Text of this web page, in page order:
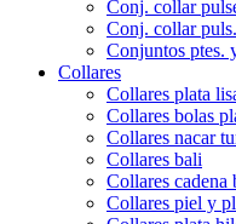
Conj. collar
Conj. collar
Conjuntos ptes.
Collares
Collares plata
Collares bolas
Collares nacar
Collares bali
Collares cadena
Collares piel y